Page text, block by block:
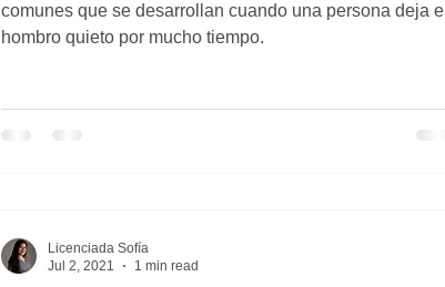
comunes que se desarrollan cuando una persona deja el
hombro quieto por mucho tiempo.
Licenciada Sofía
Jul 2, 2021
1 min read